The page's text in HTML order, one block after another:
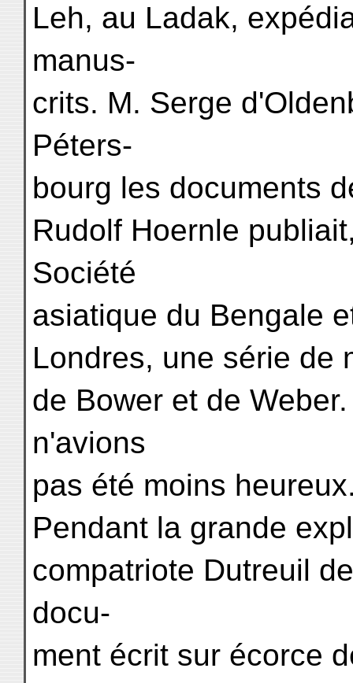
Leh, au Ladak,
manus-
crits. M. Serge
Péters-
bourg les documents
Rudolf Hoernle
Société
asiatique du Bengale
Londres, une série de
de Bower et de
n'avions
pas été moins
Pendant la grande
compatriote Dutreuil
docu-
ment écrit sur écorce